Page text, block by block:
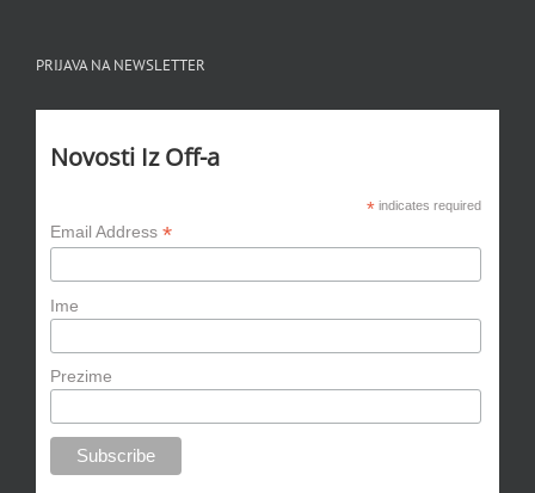
PRIJAVA NA NEWSLETTER
Novosti Iz Off-a
*indicates required
Email Address *
Ime
Prezime